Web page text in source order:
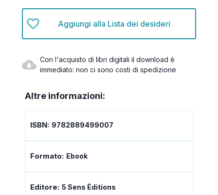
Aggiungi alla Lista dei desideri
Con l'acquisto di libri digitali il download è
immediato: non ci sono costi di spedizione
Altre informazioni:
ISBN: 9782889499007
Formato: Ebook
Editore: 5 Sens Éditions